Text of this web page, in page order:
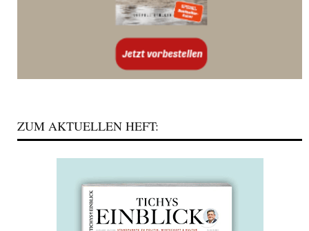
ZUM AKTUELLEN HEFT: